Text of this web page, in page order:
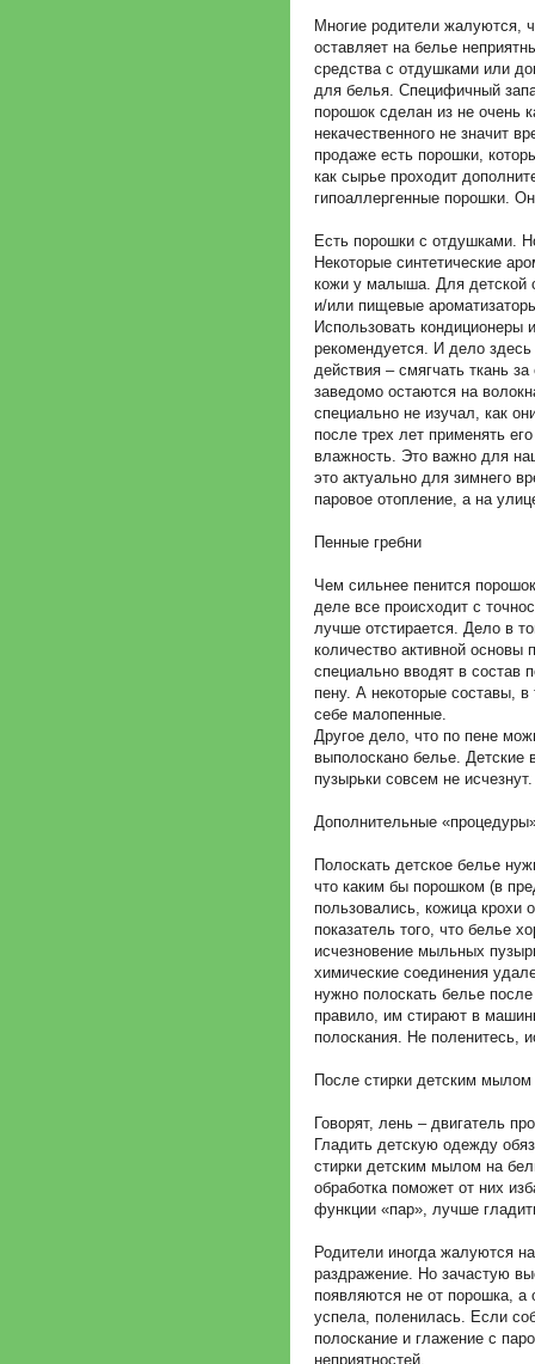
Многие родители жалуются,
оставляет на белье
средства с отдушками или
для белья. Специфичный
порошок сделан из не очень
некачественного не значит
продаже есть порошки,
как сырье проходит
гипоаллергенные порошки.
Есть порошки с отдушками.
Некоторые синтетические
кожи у малыша. Для детской
и/или пищевые
Использовать кондиционеры
рекомендуется. И дело
действия – смягчать ткань
заведомо остаются на
специально не изучал, как
после трех лет применять
влажность. Это важно для
это актуально для зимнего
паровое отопление, а на
Пенные гребни
Чем сильнее пенится
деле все происходит с
лучше отстирается. Дело в
количество активной основы
специально вводят в состав
пену. А некоторые составы,
себе малопенные.
Другое дело, что по пене
выполоскано белье.
пузырьки совсем не исчезнут.
Дополнительные
Полоскать детское белье
что каким бы порошком (в
пользовались, кожица крохи
показатель того, что белье
исчезновение мыльных
химические соединения
нужно полоскать белье
правило, им стирают в
полоскания. Не поленитесь,
После стирки детским
Говорят, лень – двигатель
Гладить детскую одежду
стирки детским мылом на
обработка поможет от них
функции «пар», лучше
Родители иногда жалуются
раздражение. Но зачастую
появляются не от порошка, а
успела, поленилась. Если
полоскание и глажение с
неприятностей.